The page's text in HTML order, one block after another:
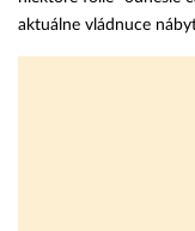
aktuálne vládnuce